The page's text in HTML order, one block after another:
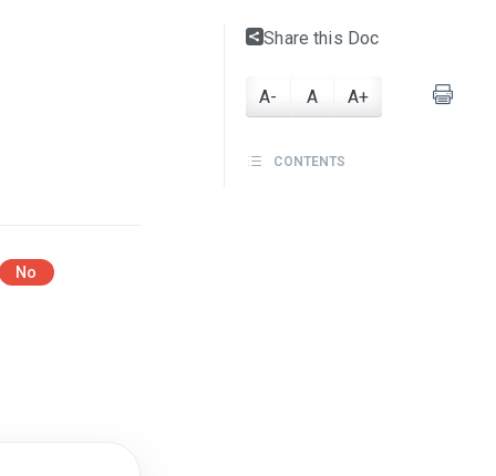
No
Share this Doc
A- A A+
CONTENTS